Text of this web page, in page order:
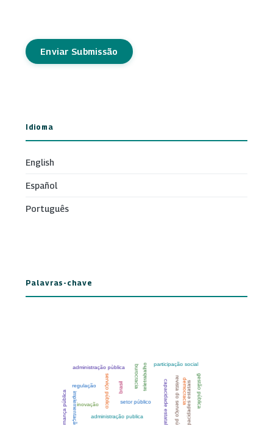
Enviar Submissão
Idioma
English
Español
Português
Palavras-chave